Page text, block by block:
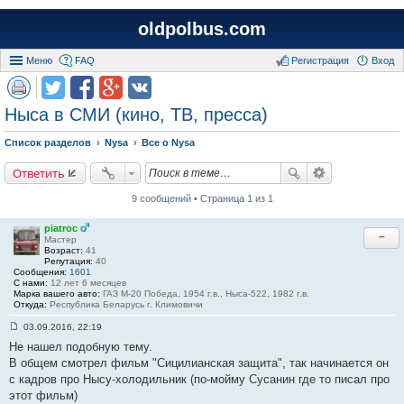
oldpolbus.com
Меню FAQ Вход
Регистрация
Ныса в СМИ (кино, ТВ, пресса)
Список разделов Nysa Все о Nysa
Ответить
9 сообщений • Страница 1 из 1
piatroc
Мастер
Возраст: 41
Репутация: 40
Сообщения: 1601
С нами: 12 лет 6 месяцев
Марка вашего авто: ГАЗ М-20 Победа, 1954 г.в., Ныса-522, 1982 г.в.
Откуда: Республика Беларусь г. Климовичи
−
о
б
щ
н
03.09.2016, 22:19
Не нашел подобную тему.
В общем смотрел фильм "Сицилианская защита", так начинается он
с кадров про Нысу-холодильник (по-мойму Сусанин где то писал про
этот фильм)